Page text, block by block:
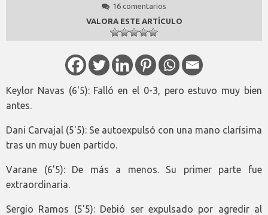
16 comentarios
VALORA ESTE ARTÍCULO
Keylor Navas (6'5): Falló en el 0-3, pero estuvo muy bien
antes.
Dani Carvajal (5'5): Se autoexpulsó con una mano clarísima
tras un muy buen partido.
Varane (6'5): De más a menos. Su primer parte fue
extraordinaria.
Sergio Ramos (5'5): Debió ser expulsado por agredir al